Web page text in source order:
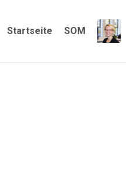
Startseite SOM